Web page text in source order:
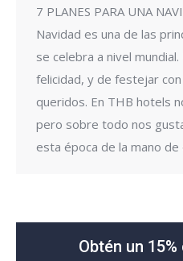
7 PLANES PARA UNA
Navidad es una de las
se celebra a nivel
felicidad, y de festejar
queridos. En THB hotels
pero sobre todo nos
esta época de la mano de
Obtén un